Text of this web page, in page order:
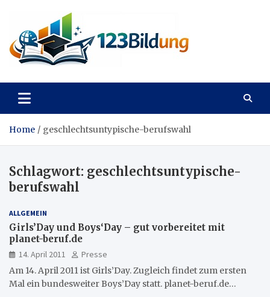
content
123Bildung
Home geschlechtsuntypische-berufswahl
Schlagwort: geschlechtsuntypische-
berufswahl
ALLGEMEIN
Girls’Day und Boys‘Day – gut vorbereitet mit
planet-beruf.de
14. April 2011
Presse
Am 14. April 2011 ist Girls’Day. Zugleich findet zum ersten
Mal ein bundesweiter Boys’Day statt. planet-beruf.de…